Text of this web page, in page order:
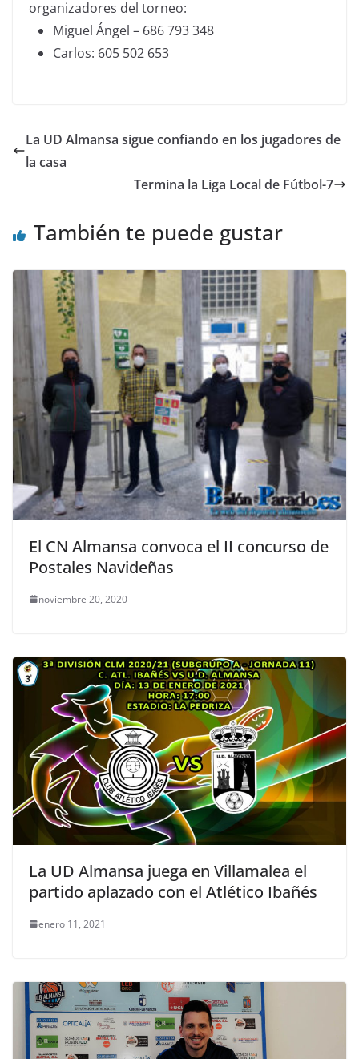
organizadores del torneo:
Miguel Ángel – 686 793 348
Carlos: 605 502 653
La UD Almansa sigue confiando en los jugadores de
la casa
Termina la Liga Local de Fútbol-7
También te puede gustar
El CN Almansa convoca el II concurso de
Postales Navideñas
noviembre 20, 2020
La UD Almansa juega en Villamalea el
partido aplazado con el Atlético Ibañés
enero 11, 2021